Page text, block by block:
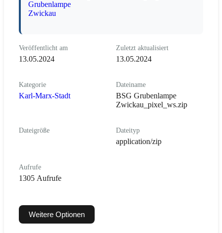
Veröffentlicht am
13.05.2024
Zuletzt aktualisiert
13.05.2024
Kategorie
Karl-Marx-Stadt
Dateiname
BSG Grubenlampe
Zwickau_pixel_ws.zip
Dateigröße Dateityp
application/zip
Aufrufe
1305 Aufrufe
Weitere Optionen